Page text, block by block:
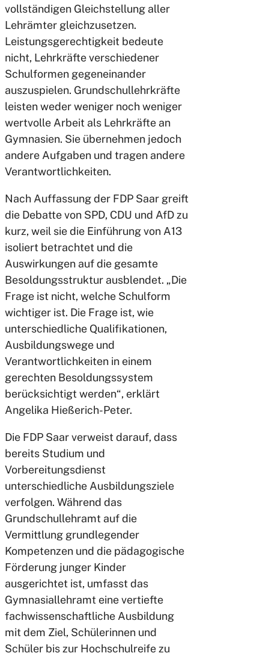
vollständigen Gleichstellung aller
Lehrämter gleichzusetzen.
Leistungsgerechtigkeit bedeute
nicht, Lehrkräfte verschiedener
Schulformen gegeneinander
auszuspielen. Grundschullehrkräfte
leisten weder weniger noch weniger
wertvolle Arbeit als Lehrkräfte an
Gymnasien. Sie übernehmen jedoch
andere Aufgaben und tragen andere
Verantwortlichkeiten.
Nach Auffassung der FDP Saar greift
die Debatte von SPD, CDU und AfD zu
kurz, weil sie die Einführung von A13
isoliert betrachtet und die
Auswirkungen auf die gesamte
Besoldungsstruktur ausblendet. „Die
Frage ist nicht, welche Schulform
wichtiger ist. Die Frage ist, wie
unterschiedliche Qualifikationen,
Ausbildungswege und
Verantwortlichkeiten in einem
gerechten Besoldungssystem
berücksichtigt werden“, erklärt
Angelika Hießerich-Peter.
Die FDP Saar verweist darauf, dass
bereits Studium und
Vorbereitungsdienst
unterschiedliche Ausbildungsziele
verfolgen. Während das
Grundschullehramt auf die
Vermittlung grundlegender
Kompetenzen und die pädagogische
Förderung junger Kinder
ausgerichtet ist, umfasst das
Gymnasiallehramt eine vertiefte
fachwissenschaftliche Ausbildung
mit dem Ziel, Schülerinnen und
Schüler bis zur Hochschulreife zu